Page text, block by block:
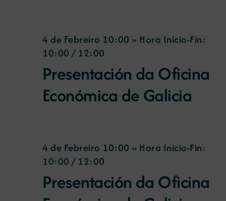
Presentación da Oficina
Económica de Galicia
4 de Febreiro 10:00 » Hora Inicio-Fin:
10:00 / 12:00
Presentación da Oficina
4 de Febreiro 10:00 » Hora Inicio-Fin:
10:00 / 12:00